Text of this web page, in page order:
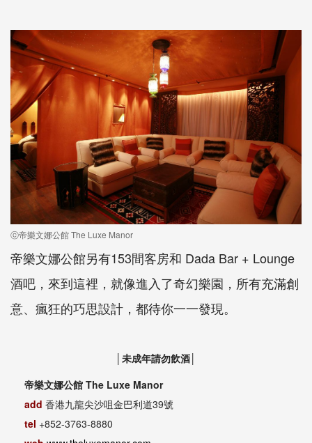
ⓒ帝樂文娜公館 The Luxe Manor
帝樂文娜公館另有153間客房和 Dada Bar + Lounge
酒吧，來到這裡，就像進入了奇幻樂園，所有充滿創
意、瘋狂的巧思設計，都待你一一發現。
│未成年請勿飲酒│
帝樂文娜公館 The Luxe Manor
add 香港九龍尖沙咀金巴利道39號
tel +852-3763-8880